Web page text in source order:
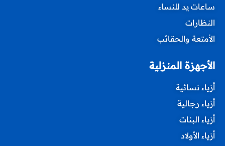
ساعات يد للنساء
النظارات
الأمتعة والحقائب
الأجهزة المنزلية
أزياء نسائية
أزياء رجالية
أزياء البنات
أزياء الأولاد